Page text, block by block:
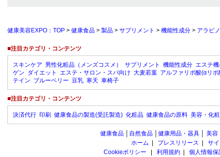
健康美容EXPO：TOP > 健康食品 > 製品 > サプリメント > 機能性成分 > アラビ
■注目カテゴリ・コンテンツ
スキンケア 男性化粧品（メンズコスメ） サプリメント 機能性成分 エステ
ゲン ダイエット エステ・サロン・スパ向け 大麦若葉 アルファリポ酸(αリポ
テイン ブルーベリー 豆乳 寒天 車椅子
■注目カテゴリ・コンテンツ
決済代行 印刷 健康食品の製造(受託製造) 化粧品 健康食品の原料 美容・化
健康食品 自然食品 健康用品・器具 美容
ホーム
プレスリリース
サ
Cookieポリシー
利用規約 個人情報